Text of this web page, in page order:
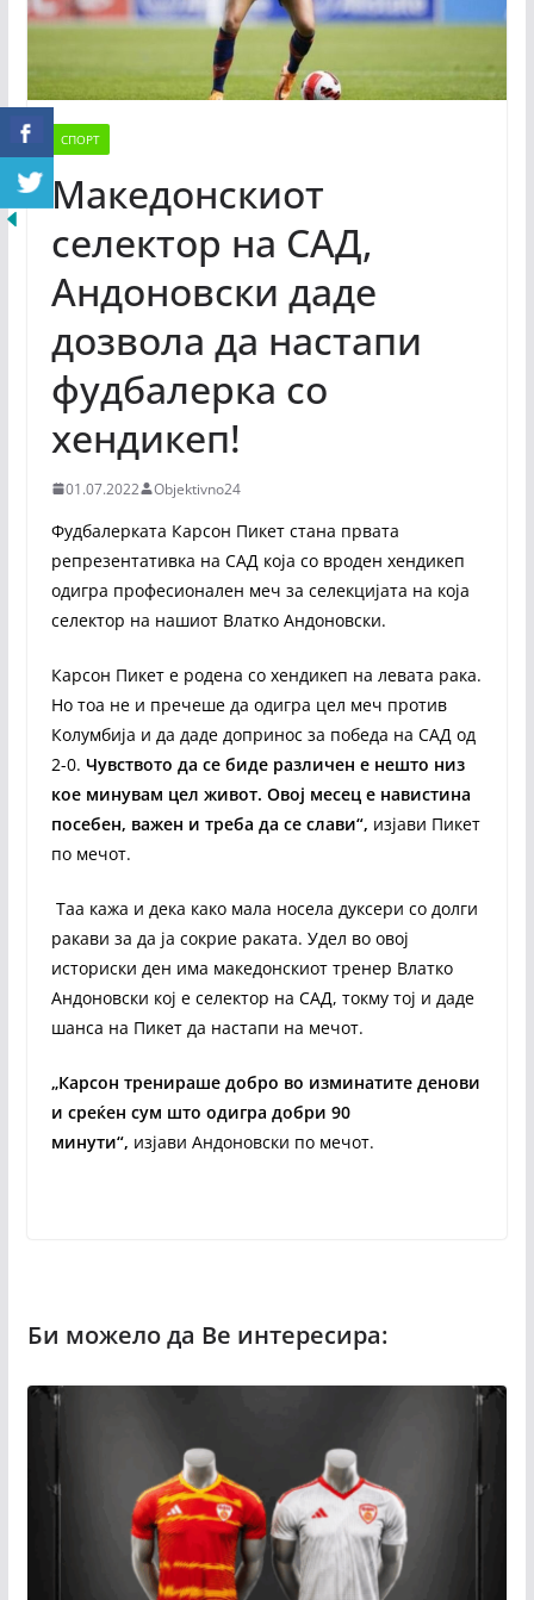
СПОРТ
Македонскиот
селектор на САД,
Андоновски даде
дозвола да настапи
фудбалерка со
хендикеп!
01.07.2022 Objektivno24
Фудбалерката Карсон Пикет стана првата
репрезентативка на САД која со вроден хендикеп
одигра професионален меч за селекцијата на која
селектор на нашиот Влатко Андоновски.
Карсон Пикет е родена со хендикеп на левата рака.
Но тоа не и пречеше да одигра цел меч против
Колумбија и да даде допринос за победа на САД од
2-0. Чувството да се биде различен е нешто низ
кое минувам цел живот. Овој месец е навистина
посебен, важен и треба да се слави“, изјави Пикет
по мечот.
Таа кажа и дека како мала носела дуксери со долги
ракави за да ја сокрие раката. Удел во овој
историски ден има македонскиот тренер Влатко
Андоновски кој е селектор на САД, токму тој и даде
шанса на Пикет да настапи на мечот.
„Карсон тренираше добро во изминатите денови
и среќен сум што одигра добри 90
минути“, изјави Андоновски по мечот.